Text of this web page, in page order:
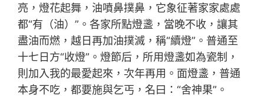
亮，燈花起舞，油噴鼻撲鼻，它象征著家家處處
都“有（油）”。各家所點燈盞，當晚不收，讓其
盡油而燃，越日再加油撲滅，稱“續燈”。普通至
十七日方“收燈”。燈節后，所用燈盞如為瓷制，
則加入我的最愛起來，次年再用。面燈盞，普通
本身不吃，都要施與乞丐，名曰：“舍神果”。